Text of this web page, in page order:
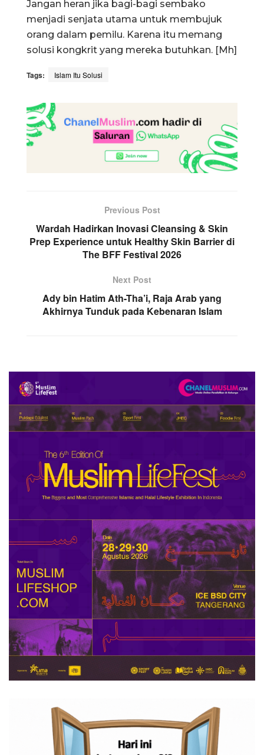
Jangan heran jika bagi-bagi sembako
menjadi senjata utama untuk membujuk
orang dalam pemilu. Karena itu memang
solusi kongkrit yang mereka butuhkan. [Mh]
Tags: Islam Itu Solusi
Previous Post
Wardah Hadirkan Inovasi Cleansing & Skin
Prep Experience untuk Healthy Skin Barrier di
The BFF Festival 2026
Next Post
Ady bin Hatim Ath-Tha’i, Raja Arab yang
Akhirnya Tunduk pada Kebenaran Islam